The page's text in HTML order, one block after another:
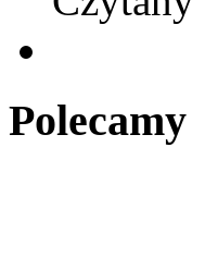
Polecamy